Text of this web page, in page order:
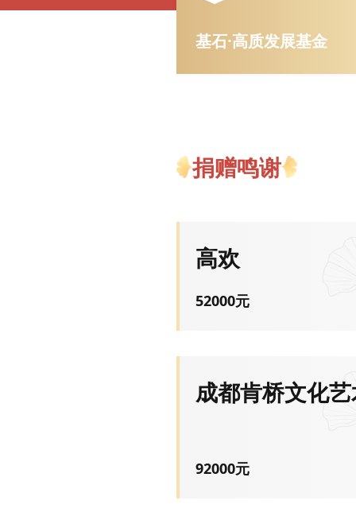
基石·高质发展基金
捐赠鸣谢
高欢
52000元
成都肯桥文化
92000元